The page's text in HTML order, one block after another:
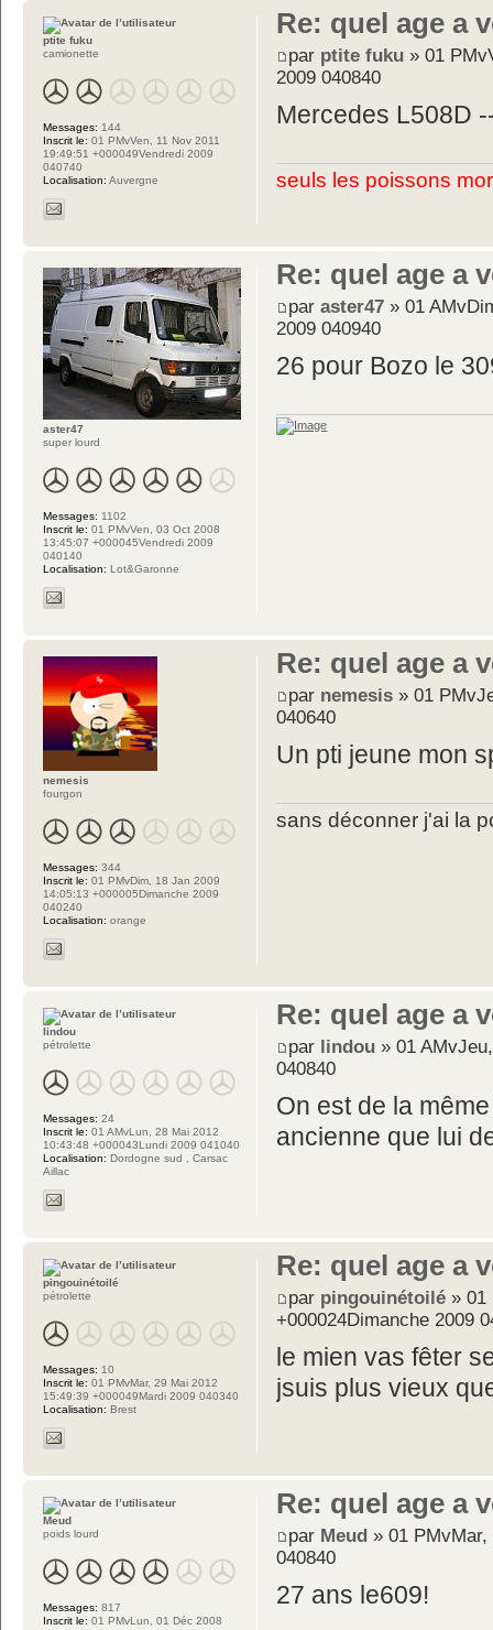
Re: quel age a
par ptite fuku » 01
2009 040840
Mercedes L508D
seuls les poissons
ptite fuku
camionette
Messages: 144
Inscrit le: 01 PMvVen, 11 Nov 2011
19:49:51 +000049Vendredi 2009
040740
Localisation: Auvergne
Re: quel age a
paraster47 » 01
2009 040940
26 pour Bozo le
aster47
super lourd
Messages: 1102
Inscrit le: 01 PMvVen, 03 Oct 2008
13:45:07 +000045Vendredi 2009
040140
Localisation: Lot&Garonne
Re: quel age a
par nemesis » 01
040640
Un pti jeune mon
sans déconner j'ai la
nemesis
fourgon
Messages: 344
Inscrit le: 01 PMvDim, 18 Jan 2009
14:05:13 +000005Dimanche 2009
040240
Localisation: orange
Re: quel age a
par lindou » 01
040840
On est de la
ancienne que lui
lindou
pétrolette
Messages: 24
Inscrit le: 01 AMvLun, 28 Mai 2012
10:43:48 +000043Lundi 2009 041040
Localisation: Dordogne sud , Carsac
Aillac
Re: quel age a
par pingouinétoilé » 01
+000024Dimanche 2009
le mien vas fêter
jsuis plus vieux
pingouinétoilé
pétrolette
Messages: 10
Inscrit le: 01 PMvMar, 29 Mai 2012
15:49:39 +000049Mardi 2009 040340
Localisation: Brest
Re: quel age a
par Meud » 01 PMvMar,
040840
27 ans le609!
Meud
poids lourd
Messages: 817
Inscrit le: 01 PMvLun, 01 Déc 2008